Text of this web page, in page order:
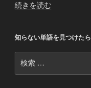
“人
係
学
Human
Relations”
続きを読む
知らない単語を見つけたら
索: